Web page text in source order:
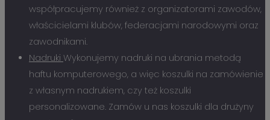
współpracujemy również z organizatorami zawodów,
właścicielami klubów, federacjami narodowymi oraz
zawodnikami.
Nadruki Wykonujemy nadruki na ubrania metodą
haftu komputerowego, a więc koszulki na zamówienie
z własnym nadrukiem, czy też koszulki
personalizowane. Zamów u nas koszulki dla drużyny